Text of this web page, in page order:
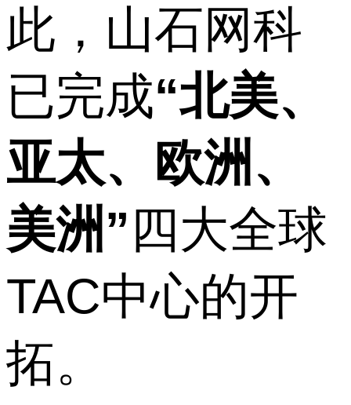
此，山石网科
已完成“北美、
亚太、欧洲、
美洲” 四大全球
TAC中心的开
拓。